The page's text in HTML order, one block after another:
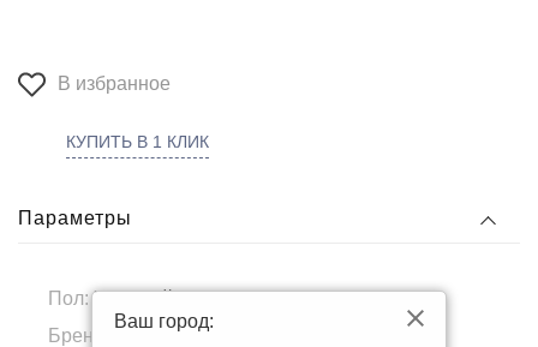
В избранное
КУПИТЬ В 1 КЛИК
Параметры
Пол:Женский
Бренд:
Ваш город: